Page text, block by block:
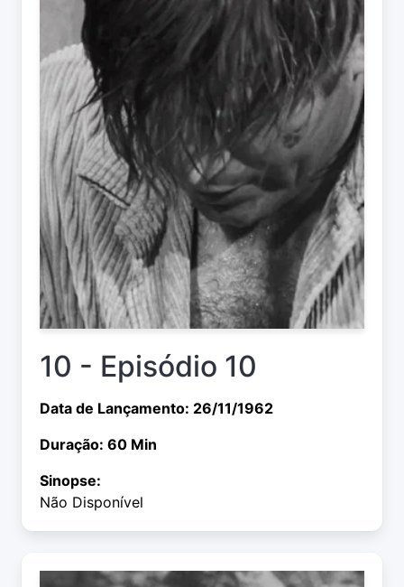
10 - Episódio 10
Data de Lançamento: 26/11/1962
Duração: 60 Min
Sinopse:
Não Disponível